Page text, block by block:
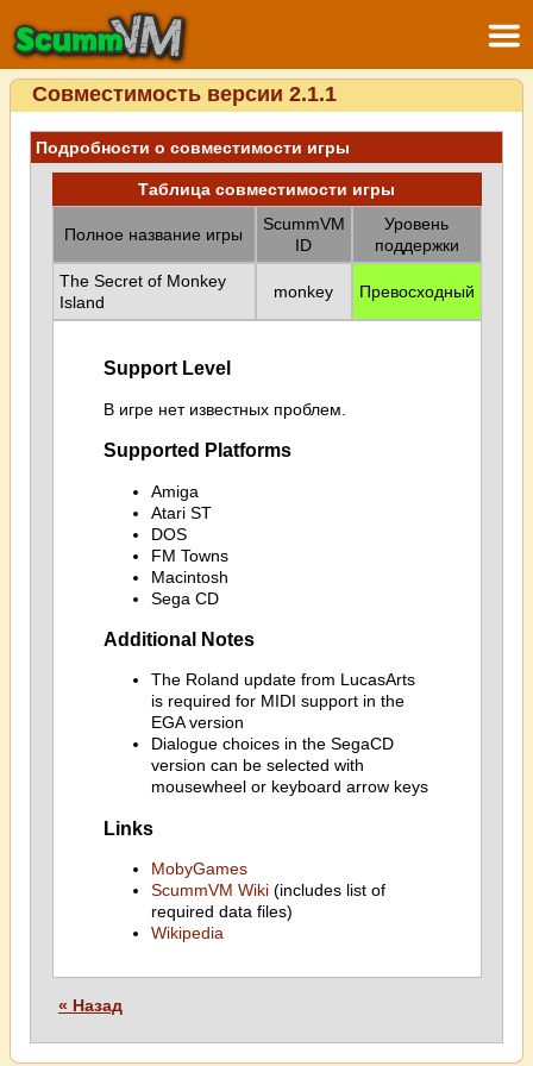
Совместимость версии 2.1.1
Подробности о совместимости игры
Таблица совместимости игры
Полное название игры
ScummVM
ID
Уровень
поддержки
The Secret of Monkey
Island
monkey Превосходный
Support Level
В игре нет известных проблем.
Supported Platforms
Amiga
Atari ST
DOS
FM Towns
Macintosh
Sega CD
Additional Notes
The Roland update from LucasArts
is required for MIDI support in the
EGA version
Dialogue choices in the SegaCD
version can be selected with
mousewheel or keyboard arrow keys
Links
MobyGames
ScummVM Wiki(includes list of
required data files)
Wikipedia
« Назад